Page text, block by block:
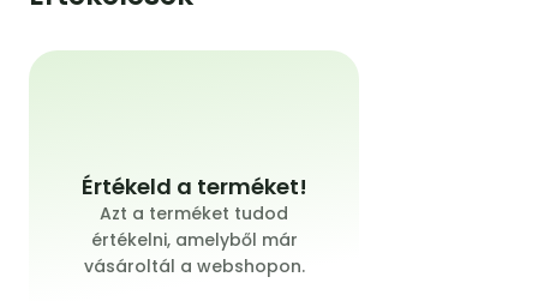
Értékeld a terméket!
Azt a terméket tudod
értékelni, amelyből már
vásároltál a webshopon.